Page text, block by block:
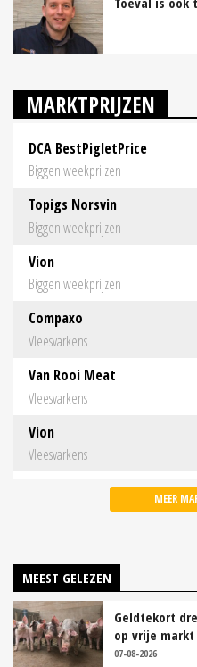
MARKTPRIJZEN
DCA BestPigletPrice
Biggen weekprijzen
Topigs Norsvin
Biggen weekprijzen
Vion
Biggen weekprijzen
Compaxo
Vleesvarkens
Van Rooi Meat
Vleesvarkens
Vion
Vleesvarkens
MEER
MEEST GELEZEN
Geldtekort
op vrije markt
07-08-2026